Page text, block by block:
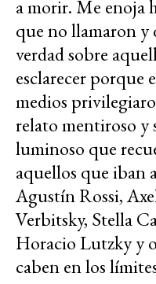
a morir. Me enoja
que no llamaron y
verdad sobre
esclarecer porque
medios
relato mentiroso y
luminoso que
aquellos que iban
Agustín Rossi,
Verbitsky, Stella
Horacio Lutzky y
caben en los